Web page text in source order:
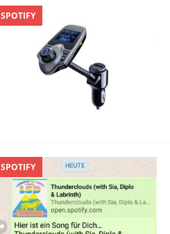
SPOTIFY
SPOTIFY